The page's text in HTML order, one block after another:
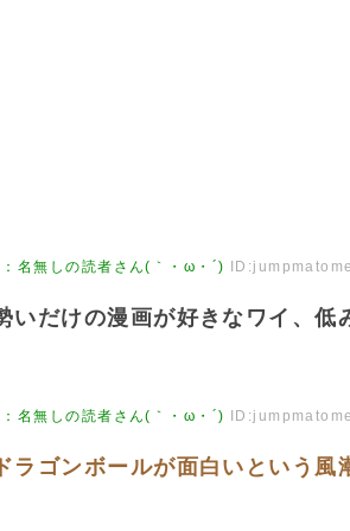
： 名無しの読者さん(｀・ω・´)
いだけの漫画が好きなワイ、低
： 名無しの読者さん(｀・ω・´)
ドラゴンボールが面白いという風